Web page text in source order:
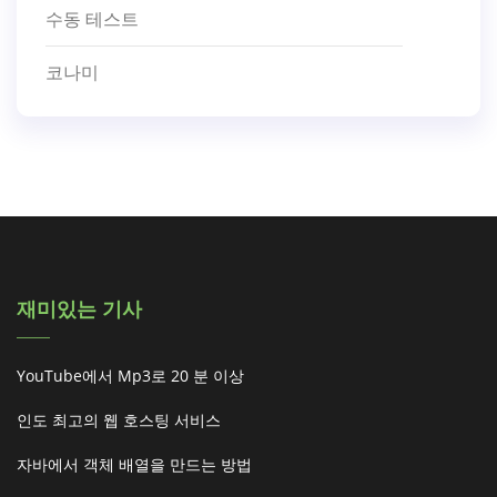
수동 테스트
코나미
재미있는 기사
YouTube에서 Mp3로 20 분 이상
인도 최고의 웹 호스팅 서비스
자바에서 객체 배열을 만드는 방법